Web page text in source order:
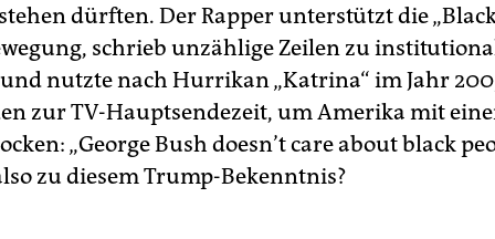
dürften. Der Rapper unterstützt die
schrieb unzählige Zeilen zu
nutzte nach Hurrikan „Katrina“ im Jahr
zur TV-Hauptsendezeit, um Amerika mit
„George Bush doesn’t care about black
zu diesem Trump-Bekenntnis?